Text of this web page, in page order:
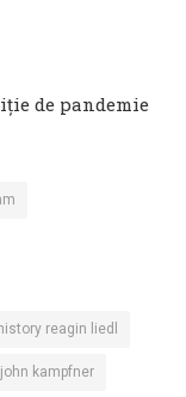
de pandemie
reagin liedl
kampfner